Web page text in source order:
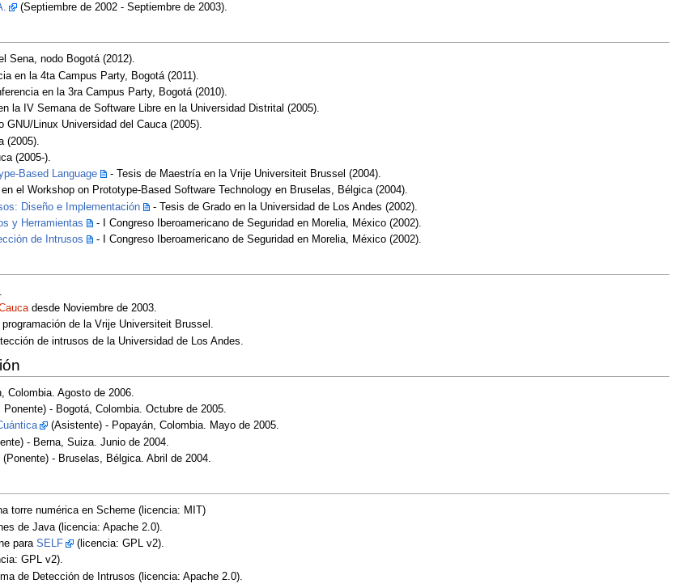
(Septiembre de 2002 - Septiembre de 2003).
Sena, nodo Bogotá (2012).
en la 4ta Campus Party, Bogotá (2011).
en la 3ra Campus Party, Bogotá (2010).
la IV Semana de Software Libre en la Universidad Distrital (2005).
GNU/Linux Universidad del Cauca (2005).
(2005).
(2005-).
Based Language
- Tesis de Maestría en la Vrije Universiteit Brussel (2004).
el Workshop on Prototype-Based Software Technology en Bruselas, Bélgica (2004).
Diseño e Implementación
- Tesis de Grado en la Universidad de Los Andes (2002).
y Herramientas
- I Congreso Iberoamericano de Seguridad en Morelia, México (2002).
de Intrusos
- I Congreso Iberoamericano de Seguridad en Morelia, México (2002).
desde Noviembre de 2003.
de la Vrije Universiteit Brussel.
de intrusos de la Universidad de Los Andes.
Colombia. Agosto de 2006.
- Bogotá, Colombia. Octubre de 2005.
(Asistente) - Popayán, Colombia. Mayo de 2005.
- Berna, Suiza. Junio de 2004.
(Ponente) - Bruselas, Bélgica. Abril de 2004.
torre numérica en Scheme (licencia: MIT)
de Java (licencia: Apache 2.0).
para SELF
(licencia: GPL v2).
GPL v2).
de Detección de Intrusos (licencia: Apache 2.0).